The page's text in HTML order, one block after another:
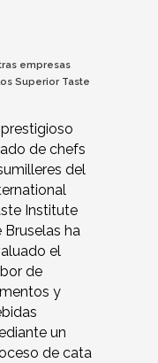
empresas
Superior Taste
de chefs
del
Institute
Bruselas ha
el
de
y
un
de cata